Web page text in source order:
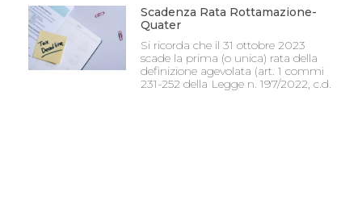
Scadenza Rata Rottamazione-
Quater
Si ricorda che il 31 ottobre 2023
scade la prima (o unica) rata della
definizione agevolata (art. 1 commi
231-252 della Legge n. 197/2022, c.d.